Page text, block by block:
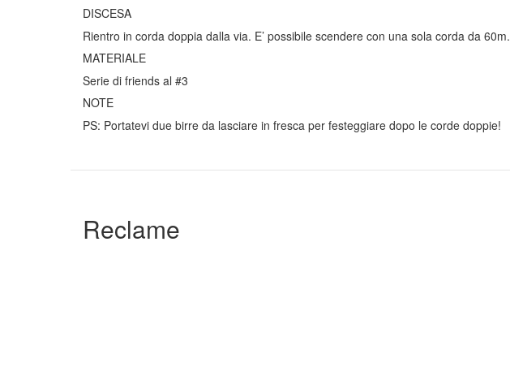
DISCESA
Rientro in corda doppia dalla via. E’ possibile scendere con una sola corda da 60m.
MATERIALE
Serie di friends al #3
NOTE
PS: Portatevi due birre da lasciare in fresca per festeggiare dopo le corde doppie!
Reclame